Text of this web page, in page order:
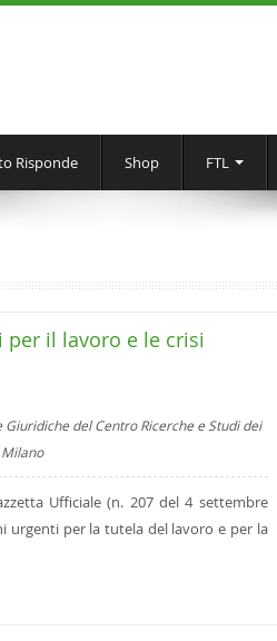
Risponde Shop FTL
per il lavoro e le crisi
del Centro Ricerche e Studi dei
Ufficiale (n. 207 del 4 settembre
urgenti per la tutela del lavoro e per la